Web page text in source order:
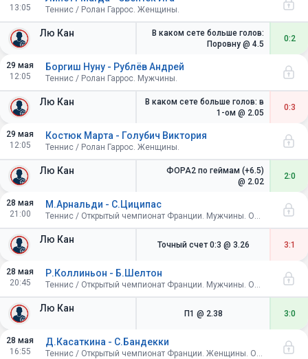
13:05
Лю Кан
Теннис / Ролан Гаррос. Женщины.
В каком сете больше голов:
Поровну @ 4.5
0:2
29 мая
12:05
Лю Кан
Боргиш Нуну - Рублёв Андрей
Теннис / Ролан Гаррос. Мужчины.
В каком сете больше голов: в
1-ом @ 2.05
0:3
29 мая
12:05
Лю Кан
Костюк Марта - Голубич Виктория
Теннис / Ролан Гаррос. Женщины.
ФОРА2 по геймам (+6.5)
@ 2.02
2:0
28 мая
21:00
Лю Кан
М.Арнальди - С.Циципас
Теннис / Открытый чемпионат Франции. Мужчины. Одиночный разряд. 1/32 финала
Точный счет 0:3 @ 3.26 3:1
28 мая
20:45
Лю Кан
Р.Коллиньон - Б.Шелтон
Теннис / Открытый чемпионат Франции. Мужчины. Одиночный разряд. 1/32 финала
П1 @ 2.38 3:0
28 мая
16:55
Д.Касаткина - С.Бандекки
Теннис / Открытый чемпионат Франции. Женщины. Одиночный разряд. 1/32 финала